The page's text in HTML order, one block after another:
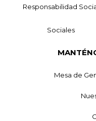
Responsabilidad
Sociales
Mesa de